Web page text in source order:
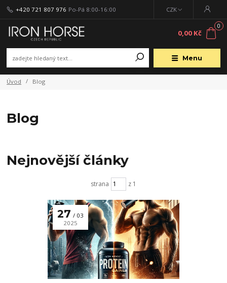
Menu
CZK
+420 721 807 976 Po-Pá 8:00-16:00
0
0,00 Kč
Úvod Blog
Blog
Nejnovější články
strana z 1
27
03
2025